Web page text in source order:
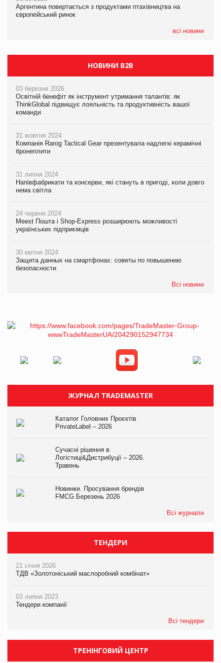
Аргентина повертається з продуктами птахівництва на
європейський ринок
всі новини
новинки від ТМ ТОКЕРИ
Аргентина повертається з продуктами птахівництва на
європейський ринок
НОВИНИ B2B
03 березня 2026
Освітній бенефіт як інструмент утримання талантів: як
ThinkGlobal підвищує лояльність та продуктивність вашої
команди
31 жовтня 2024
Компанія Rarog Tactical Gear презентувала надлегкі керамічні
бронеплити
31 липня 2024
Напівфабрикати та консерви, які стануть в пригоді, коли довго
нема світла
24 червня 2024
Meest Пошта і Shop-Express розширюють можливості
українських підприємців
30 квітня 2024
Защита данных на смартфонах: советы по повышению
безопасности
Всі новини
ЖУРНАЛ TRADEMASTER
Каталог Головних Проєктів
PrivateLabel – 2026
Сучасні рішення в
Логістиці&Дистрибуції – 2026.
Травень
Новинки. Просування брендів
FMCG.Березень 2026
Всі журнали
ТЕНДЕРИ
21 січня 2026
ТДВ «Золотоніський маслоробний комбінат»
03 липня 2023
Тендери компанії
Всі тендери
ТРЕНІНГОВИЙ ЦЕНТР